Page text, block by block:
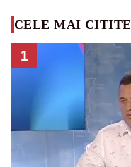
CELE MAI CITITE
1